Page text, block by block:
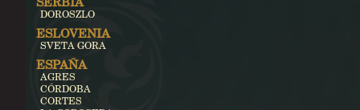
DOROSZLO
ESLOVENIA
SVETA GORA
ESPAÑA
AGRES
CÓRDOBA
CORTES